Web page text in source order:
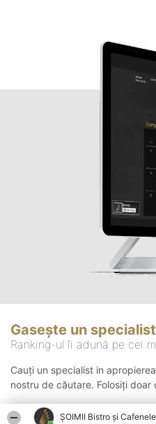
ȘOIMII Bistro și Cafenele
Gasește un specialist
Ranking-ul îi adună pe cei
Cauți un specialist in
nostru de căutare. Folosiți doar